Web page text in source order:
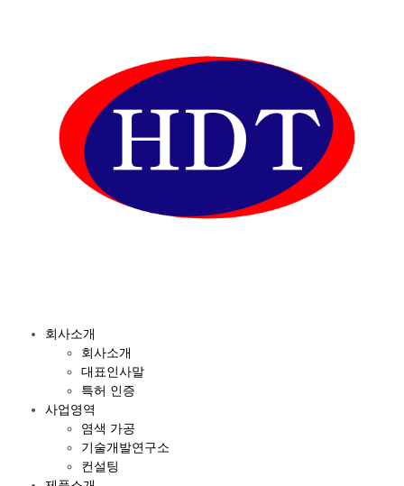
회사소개
회사소개
대표인사말
특허 인증
사업영역
염색 가공
기술개발연구소
컨설팅